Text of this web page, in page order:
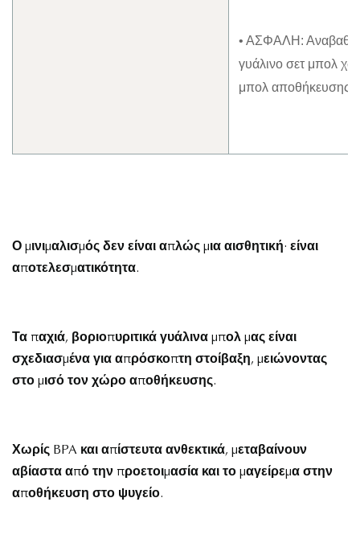
• ΑΣΦΑΛΗ:
γυάλινο σετ μπολ
μπολ αποθήκευσης
Ο μινιμαλισμός δεν είναι απλώς μια αισθητική· είναι
αποτελεσματικότητα.
Τα παχιά, βοριοπυριτικά γυάλινα μπολ μας είναι
σχεδιασμένα για απρόσκοπτη στοίβαξη, μειώνοντας
στο μισό τον χώρο αποθήκευσης.
Χωρίς BPA και απίστευτα ανθεκτικά, μεταβαίνουν
αβίαστα από την προετοιμασία και το μαγείρεμα στην
αποθήκευση στο ψυγείο.